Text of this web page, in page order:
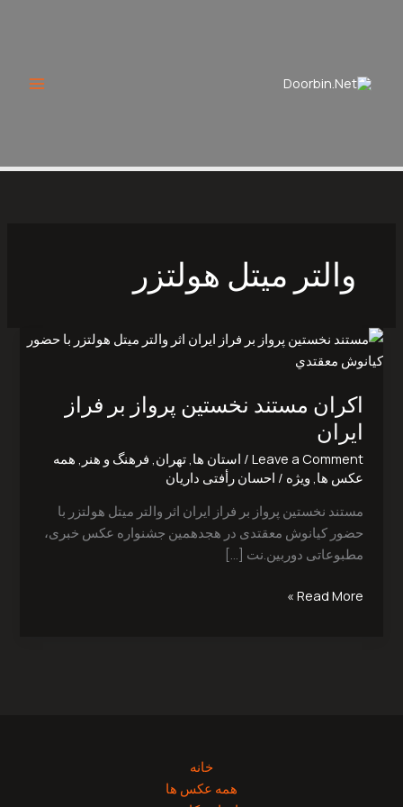
والتر ميتل هولتزر
اکران مستند نخستين پرواز بر فراز
ايران
Leave a Comment
/ استان ها ,تهران فرهنگ و هنر همه
عکس ها ویژه / احسان رأفتی داریان
مستند نخستين پرواز بر فراز ايران اثر والتر ميتل هولتزر با
حضور‭ ‬كيانوش‭ ‬معقتدی در هجدهمین جشنواره عکس خبری،
مطبوعاتی دوربین.نت […]
اکران
مستند
پرواز
بر
فراز
ايران
Read More »
خانه
همه عکس ها